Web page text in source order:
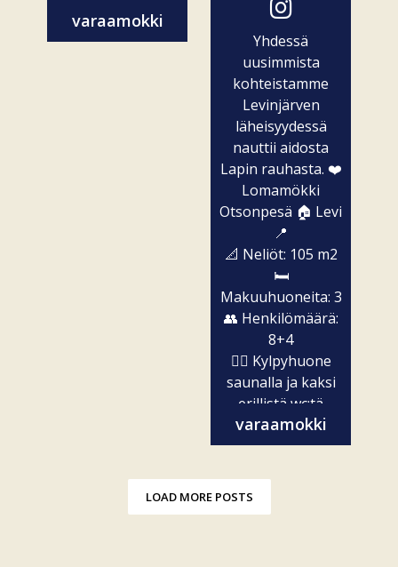
varaamokki
Yhdessä
uusimmista
kohteistamme
Levinjärven
läheisyydessä
nauttii aidosta
Lapin rauhasta. ❤️
Lomamökki
Otsonpesä 🏠 Levi
📍
📐 Neliöt: 105 m2
🛏️
Makuuhuoneita: 3
👥 Henkilömäärä:
8+4
🧖‍♀️ Kylpyhuone
saunalla ja kaksi
erillistä wc:tä
✨...
varaamokki
LOAD MORE POSTS